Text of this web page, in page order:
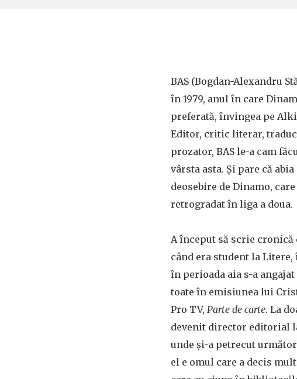
BAS (Bogdan-Alexandru
în 1979, anul în care
preferată, învingea pe
Editor, critic literar,
prozator, BAS le-a cam
vârsta asta. Și pare că
deosebire de Dinamo,
retrogradat în liga a doua.
A început să scrie cronică
când era student la
în perioada aia s-a angajat
toate în emisiunea lui
Pro TV, Parte de carte. La
devenit director editorial
unde și-a petrecut
el e omul care a decis